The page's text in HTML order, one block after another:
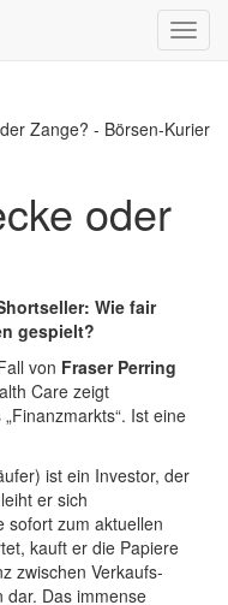
Zange? - Börsen-Kurier
oder
Wie fair
gespielt?
von Fraser Perring
Care zeigt
Ist eine
ist ein Investor, der
er sich
sofort zum aktuellen
kauft er die Papiere
zwischen Verkaufs-
dar. Das immense